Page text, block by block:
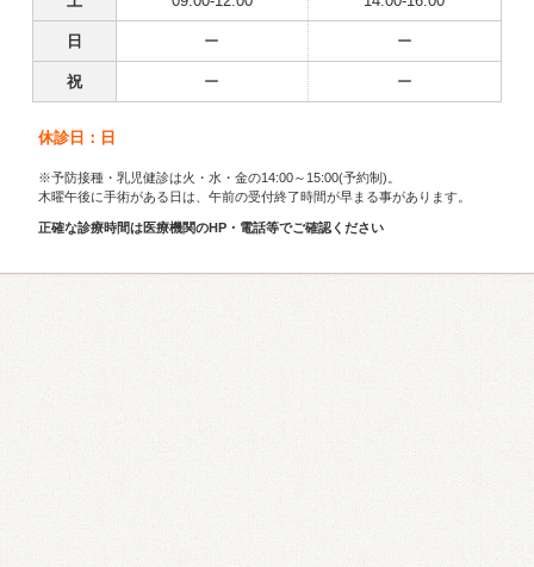
日 ー ー
祝 ー ー
休診日：日
※予防接種・乳児健診は火・水・金の14:00～15:00(予約制)。
木曜午後に手術がある日は、午前の受付終了時間が早まる事があります。
正確な診療時間は医療機関のHP・電話等でご確認ください